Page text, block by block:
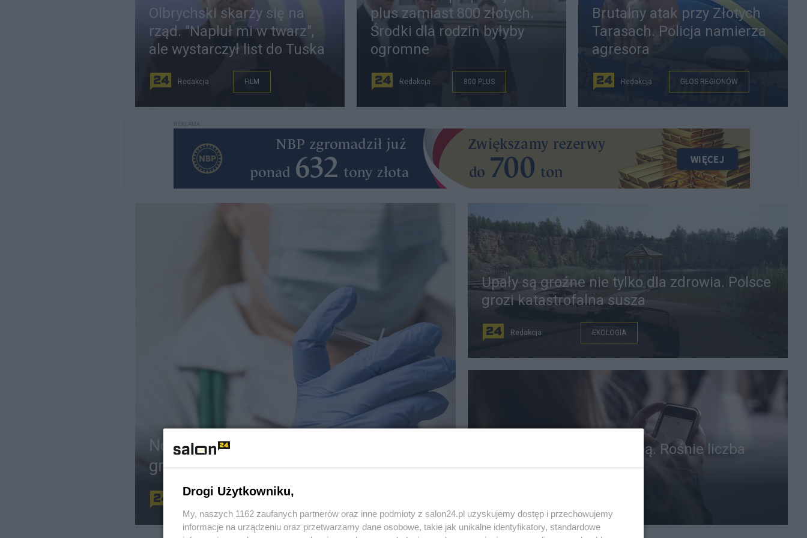
Olbrychski skarży się na
rząd. "Napluł mi w twarz",
ale wystarczył list do Tuska
Redakcja FILM
plus zamiast 800 złotych.
Środki dla rodzin byłyby
ogromne
Redakcja 800 PLUS
Brutalny atak przy Złotych
Tarasach. Policja namierza
agresora
Redakcja GŁOS REGIONÓW
Nowa szczepionka mRNA przeciwko
grypie. Kiedy będzie w Europie?
Redakcja ZDROWIE
Upały są groźne nie tylko dla zdrowia. Polsce
grozi katastrofalna susza
Redakcja EKOLOGIA
Mobbing w pracy pod lupą. Rośnie liczba
Drogi Użytkowniku,
My, naszych 1162 zaufanych partnerów oraz inne podmioty z salon24.pl uzyskujemy dostęp i przechowujemy
informacje na urządzeniu oraz przetwarzamy dane osobowe, takie jak unikalne identyfikatory, standardowe